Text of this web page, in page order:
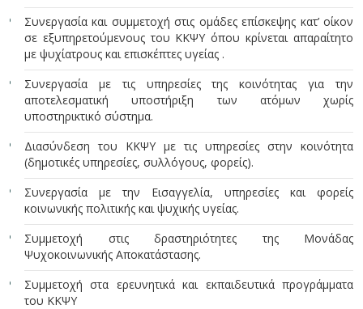
Συνεργασία και συμμετοχή στις ομάδες επίσκεψης κατ’ οίκον
σε εξυπηρετούμενους του ΚΚΨΥ όπου κρίνεται απαραίτητο
με ψυχίατρους και επισκέπτες υγείας .
Συνεργασία με τις υπηρεσίες της κοινότητας για την
αποτελεσματική υποστήριξη των ατόμων χωρίς
υποστηρικτικό σύστημα.
Διασύνδεση του ΚΚΨΥ με τις υπηρεσίες στην κοινότητα
(δημοτικές υπηρεσίες, συλλόγους, φορείς).
Συνεργασία με την Εισαγγελία, υπηρεσίες και φορείς
κοινωνικής πολιτικής και ψυχικής υγείας.
Συμμετοχή στις δραστηριότητες της Μονάδας
Ψυχοκοινωνικής Αποκατάστασης.
Συμμετοχή στα ερευνητικά και εκπαιδευτικά προγράμματα
του ΚΚΨΥ